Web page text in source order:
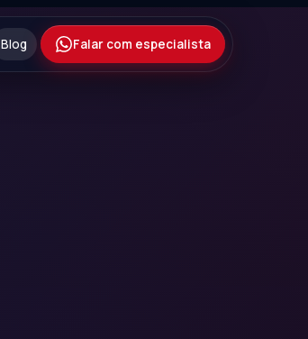
Blog Falar com especialista